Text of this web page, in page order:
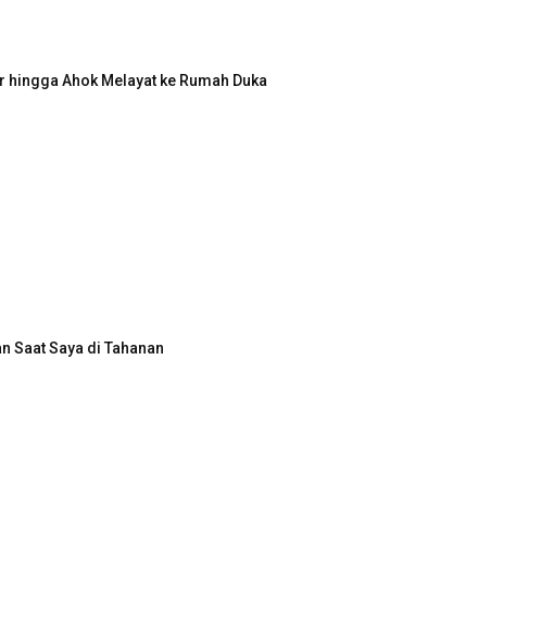
Ahok Melayat ke Rumah Duka
Saat Saya di Tahanan